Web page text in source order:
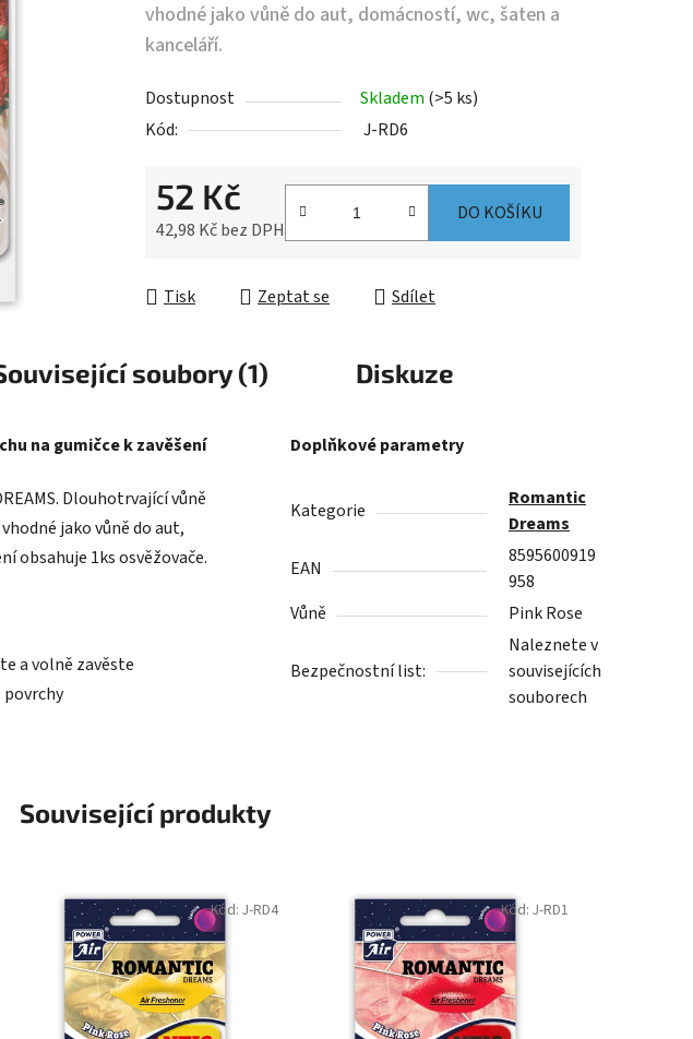
vhodné jako vůně do aut, domácností, wc, šaten a
kanceláří.
Dostupnost Skladem (>5 ks)
Kód:
J-RD6
52 Kč
42,98 Kč bez DPH
DO KOŠÍKU
Tisk Zeptat se Sdílet
soubory (1) Diskuze
na gumičce k zavěšení
Dlouhotrvající vůně
hodné jako vůně do aut,
obsahuje 1ks osvěžovače.
a volně zavěste
Doplňkové parametry
Kategorie
Romantic
Dreams
EAN
8595600919
958
Vůně
Pink Rose
Bezpečnostní list:
Naleznete v
souvisejících
souborech
Související produkty
Kód: J-RD4 Kód: J-RD1